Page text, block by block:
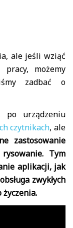
ale jeśli wziąć
możemy
zadbać o
po urządzeniu
czytnikach, ale
zastosowanie
Tym
aplikacji, jak
zwykłych